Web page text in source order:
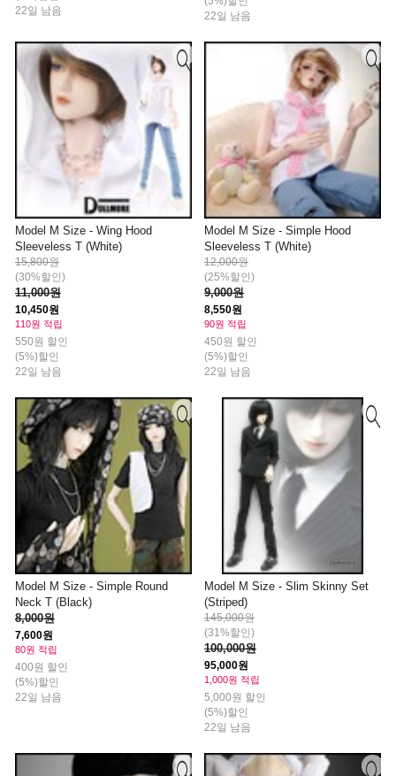
22일 남음
22일 남음
Model M Size - Wing Hood
Sleeveless T (White)
15,800원
(30%할인)
11,000원
10,450원
110원 적립
550원 할인
(5%)할인
22일 남음
Model M Size - Simple Hood
Sleeveless T (White)
12,000원
(25%할인)
9,000원
8,550원
90원 적립
450원 할인
(5%)할인
22일 남음
Model M Size - Simple Round
Neck T (Black)
8,000원
7,600원
80원 적립
400원 할인
(5%)할인
22일 남음
Model M Size - Slim Skinny Set
(Striped)
145,000원
(31%할인)
100,000원
95,000원
1,000원 적립
5,000원 할인
(5%)할인
22일 남음